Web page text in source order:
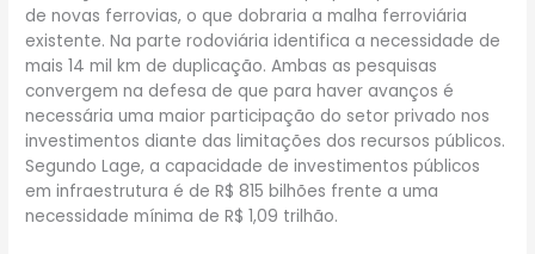
de novas ferrovias, o que dobraria a malha ferroviária
existente. Na parte rodoviária identifica a necessidade de
mais 14 mil km de duplicação. Ambas as pesquisas
convergem na defesa de que para haver avanços é
necessária uma maior participação do setor privado nos
investimentos diante das limitações dos recursos públicos.
Segundo Lage, a capacidade de investimentos públicos
em infraestrutura é de R$ 815 bilhões frente a uma
necessidade mínima de R$ 1,09 trilhão.